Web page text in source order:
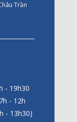
Trần
- 19h30
7h - 12h
- 13h30)